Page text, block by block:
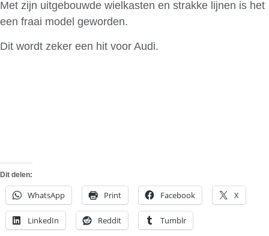
Met zijn uitgebouwde wielkasten en strakke lijnen is het
een fraai model geworden.
Dit wordt zeker een hit voor Audi.
Dit delen:
WhatsApp Print Facebook X
LinkedIn Reddit Tumblr